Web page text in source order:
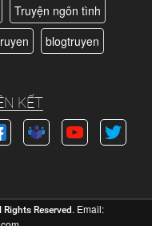
Truyện ngôn tình
blogtruyen
KẾT
Rights Reserved . Email: